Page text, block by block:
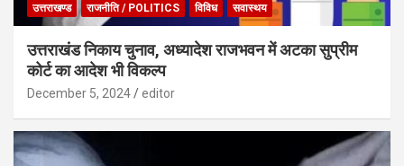
उत्तराखण्ड राजनीति / POLITICS विविध सवास्थय
उत्तराखंड निकाय चुनाव, अध्यादेश राजभवन में अटका सुप्रीम
कोर्ट का आदेश भी विकल्प
December 5, 2024 editor